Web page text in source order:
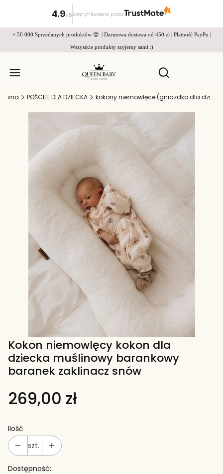
+ 50 000 Sprzedanych produktów 😍 | Darmowa dostawa od 450 zł | Płatność PayPo |
Wszystkie produkty szyjemy sami :)
Otwórz
POŚCIEL DLA DZIECKA kokony niemowlęce (gniazdko dla dziecka)
Kokon niemowlęcy kokon dla
dziecka muślinowy barankowy
baranek zaklinacz snów
269,00 zł
Ilość
szt.
Dostępność:
4.9/ 5 zweryfikowane przez